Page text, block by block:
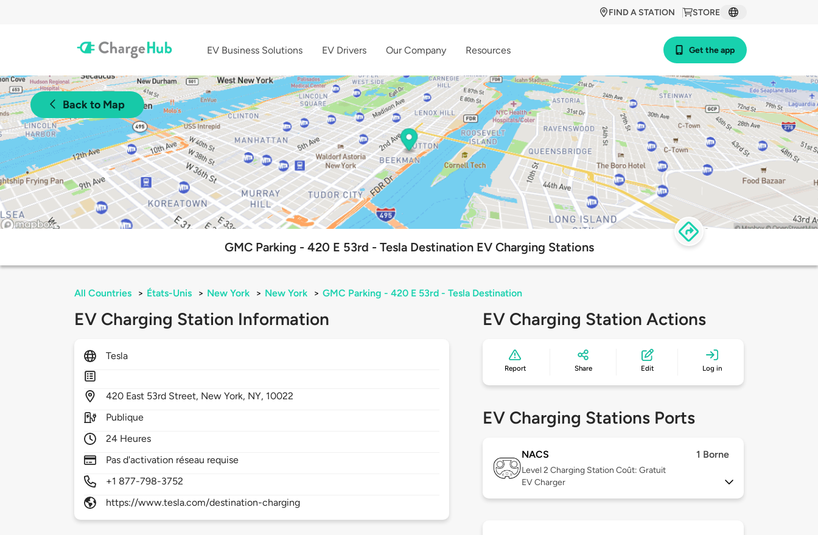
STORE
FIND A STATION
EV Business Solutions EV Drivers Our Company Resources Get the app
Back to Map
GMC Parking - 420 E 53rd - Tesla Destination EV Charging Stations
All Countries > États-Unis > New York > New York > GMC Parking - 420 E 53rd - Tesla Destination
EV Charging Station Information
Tesla
420 East 53rd Street, New York, NY, 10022
Publique
24 Heures
Pas d'activation réseau requise
+1 877-798-3752
https://www.tesla.com/destination-charging
EV Charging Station Actions
Report Share Edit Log in
EV Charging Stations Ports
NACS 1 Borne
Level 2 Charging Station Coût: Gratuit
EV Charger